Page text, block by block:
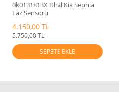
0k0131813X İthal Kia Sephia
Faz Sensörü
4.150,00 TL
5.750,00 TL
SEPETE EKLE